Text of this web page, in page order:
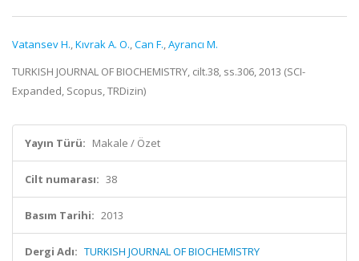
Vatansev H.,Kıvrak A. O.,Can F.,Ayrancı M.
TURKISH JOURNAL OF BIOCHEMISTRY, cilt.38, ss.306, 2013 (SCI-
Expanded, Scopus, TRDizin)
Yayın Türü: Makale / Özet
Cilt numarası: 38
Basım Tarihi: 2013
Dergi Adı: TURKISH JOURNAL OF BIOCHEMISTRY